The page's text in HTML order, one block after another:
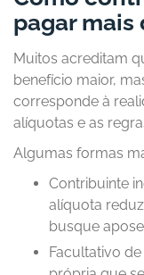
pagar mais
Muitos acreditam
benefício maior,
corresponde à
alíquotas e as
Algumas formas
Contribuinte
alíquota
busque
Facultativo